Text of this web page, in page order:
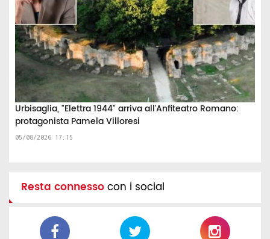
Urbisaglia, "Elettra 1944" arriva all'Anfiteatro Romano:
protagonista Pamela Villoresi
05/08/2026 17:15
Resta connessocon i social